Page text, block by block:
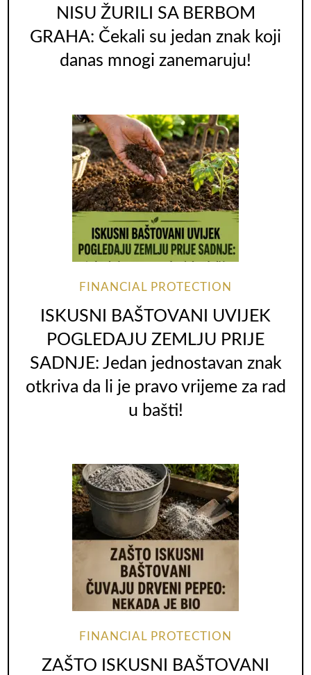
NISU ŽURILI SA BERBOM
GRAHA: Čekali su jedan znak koji
danas mnogi zanemaruju!
FINANCIAL PROTECTION
ISKUSNI BAŠTOVANI UVIJEK
POGLEDAJU ZEMLJU PRIJE
SADNJE: Jedan jednostavan znak
otkriva da li je pravo vrijeme za rad
u bašti!
FINANCIAL PROTECTION
ZAŠTO ISKUSNI BAŠTOVANI